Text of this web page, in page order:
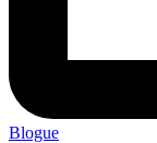
Blogue